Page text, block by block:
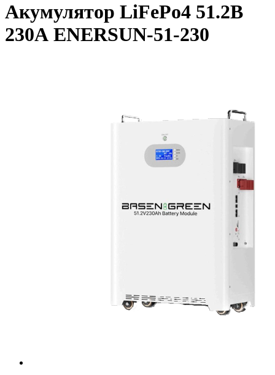
Акумулятор LiFePo4 51.2В
230А ENERSUN-51-230